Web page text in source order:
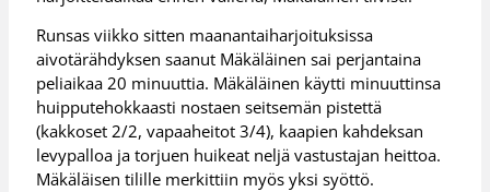
Runsas viikko sitten maanantaiharjoituksissa
aivotärähdyksen saanut Mäkäläinen sai perjantaina
peliaikaa 20 minuuttia. Mäkäläinen käytti minuuttinsa
huipputehokkaasti nostaen seitsemän pistettä
(kakkoset 2/2, vapaaheitot 3/4), kaapien kahdeksan
levypalloa ja torjuen huikeat neljä vastustajan heittoa.
Mäkäläisen tilille merkittiin myös yksi syöttö.